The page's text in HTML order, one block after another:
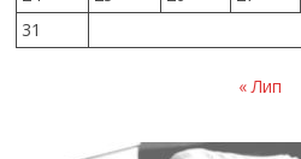
31
« Лип